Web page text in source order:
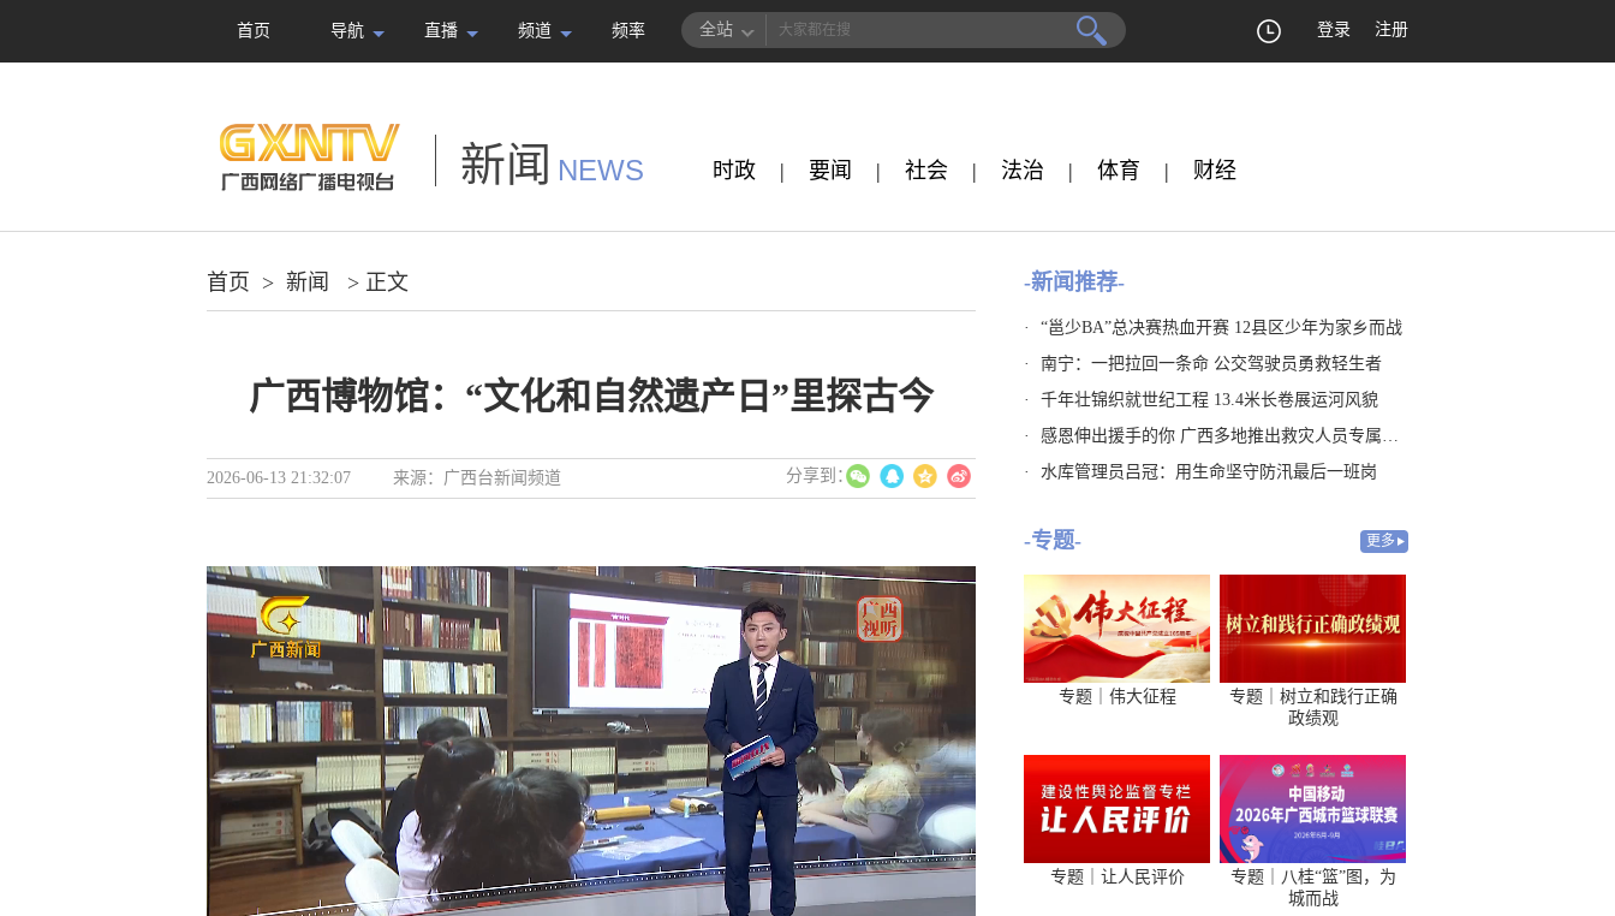
首页 导航 直播 频道 频率 全站 登录 注册
新闻 NEWS 时政 | 要闻 | 社会 | 法治 | 体育 | 财经
首页 > 新闻 > 正文
广西博物馆：“文化和自然遗产日”里探古今
2026-06-13 21:32:07 来源： 广西台新闻频道
-新闻推荐-
·
“邕少BA”总决赛热血开赛 12县区少年为家乡而战
·
南宁：一把拉回一条命 公交驾驶员勇救轻生者
·
千年壮锦织就世纪工程 13.4米长卷展运河风貌
·
感恩伸出援手的你 广西多地推出救灾人员专属福利
·
水库管理员吕冠：用生命坚守防汛最后一班岗
-专题- 更多
专题｜伟大征程
专题｜树立和践行正确
政绩观
专题｜让人民评价
专题｜八桂“篮”图，为
城而战